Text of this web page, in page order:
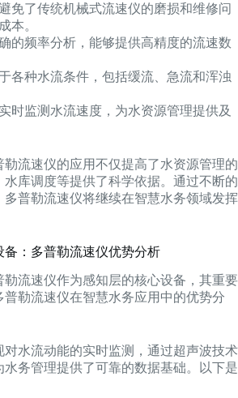
避免了传统机械式流速仪的磨损和维修问
本。
的频率分析，能够提供高精度的流速数
于各种水流条件，包括缓流、急流和浑浊
实时监测水流速度，为水资源管理提供及
流速仪的应用不仅提高了水资源管理的
库调度等提供了科学依据。通过不断的
普勒流速仪将继续在智慧水务领域发挥
备：多普勒流速仪优势分析
勒流速仪作为感知层的核心设备，其重要
勒流速仪在智慧水务应用中的优势分
对水流动能的实时监测，通过超声波技术
务管理提供了可靠的数据基础。以下是